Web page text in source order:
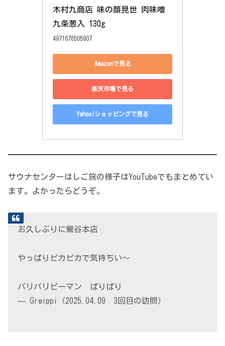
木村九商店 味の顔見世 肉味噌
九条葱入 130g
4971676505907
Amazonで見る
楽天市場で見る
Yahoo!ショッピングで見る
サウナセンターはしご旅の様子はYouTubeでもまとめてい
ます。よかったらどうぞ。
お久しぶりに鶯谷本店
やっぱりピカピカで気持ちい〜
パリパリピーマン ぱりぱり
— Greippi（2025.04.09 3回目の訪問）